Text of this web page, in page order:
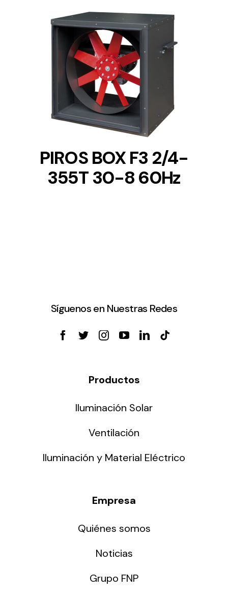
DETAILS
PIROS BOX F3 2/4-
355T 30-8 60Hz
Síguenos en Nuestras Redes
Productos
Iluminación Solar
Ventilación
Iluminación y Material Eléctrico
Empresa
Quiénes somos
Noticias
Grupo FNP